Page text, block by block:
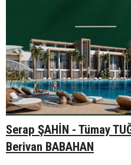
Serap ŞAHİN - Tümay
Berivan BABAHAN